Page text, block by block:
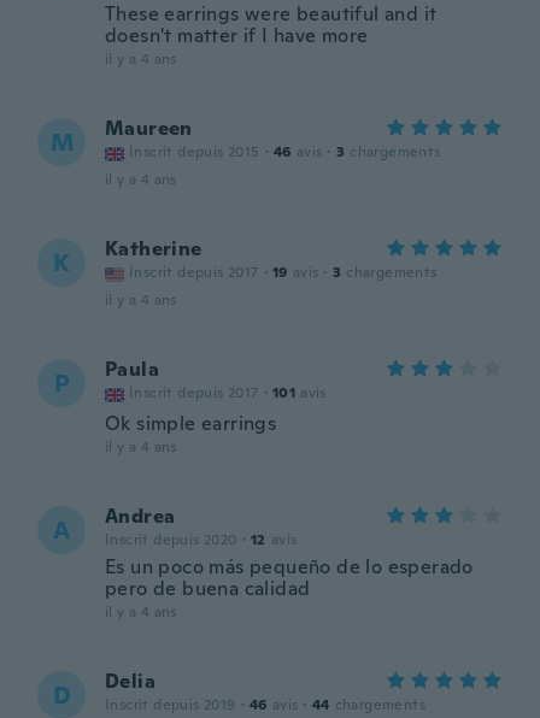
These earrings were beautiful and it
doesn't matter if I have more
il y a 4 ans
M Maureen
Inscrit depuis 2015 · 46 avis · 3 chargements
il y a 4 ans
K Katherine
Inscrit depuis 2017 · 19 avis · 3 chargements
il y a 4 ans
P Paula
Inscrit depuis 2017 · 101 avis
Ok simple earrings
il y a 4 ans
A Andrea
Inscrit depuis 2020 · 12 avis
Es un poco más pequeño de lo esperado
pero de buena calidad
il y a 4 ans
D Delia
Inscrit depuis 2019 · 46 avis · 44 chargements